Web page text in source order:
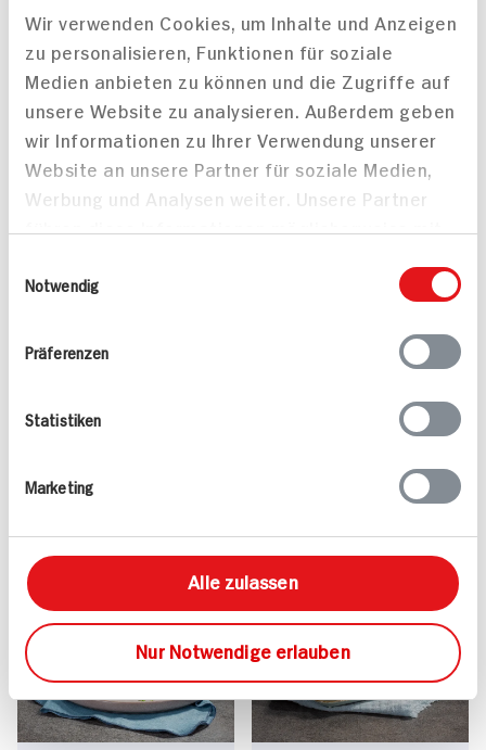
Wir verwenden Cookies, um Inhalte und Anzeigen
zu personalisieren, Funktionen für soziale
Medien anbieten zu können und die Zugriffe auf
unsere Website zu analysieren. Außerdem geben
wir Informationen zu Ihrer Verwendung unserer
Website an unsere Partner für soziale Medien,
Werbung und Analysen weiter. Unsere Partner
bereitgestellt haben oder die sie im Rahmen
Notwendig
Präferenzen
Statistiken
Marketing
Alle zulassen
Nur Notwendige erlauben
Steak mit spicy Cheese-
30 min
567 kcal p. Portion
75 min
680 kcal p. Portion
Leicht
Mini-Cheesecakes
210 min
Leicht
Lammkoteletts mit
Kartoffelwedges und
1.037 kcal p. Portion